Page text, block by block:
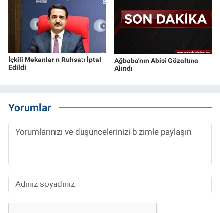
İçkili Mekanların Ruhsatı İptal
Edildi
Ağbaba'nın Abisi Gözaltına
Alındı
Yorumlar